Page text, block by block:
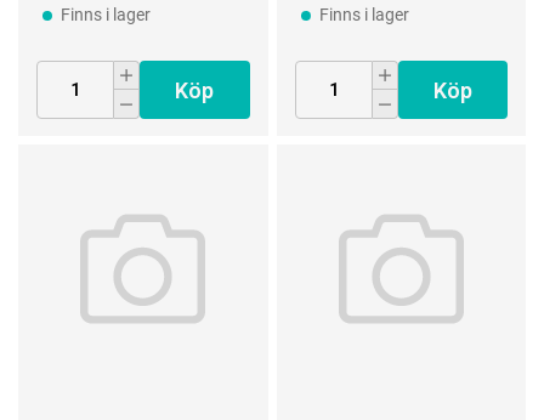
Finns i lager
Köp
Finns i lager
Köp